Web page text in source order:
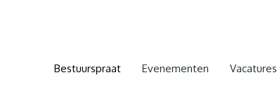
Bestuurspraat Evenementen Vacatures